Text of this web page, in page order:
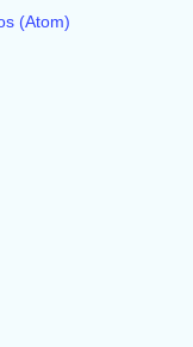
(Atom)